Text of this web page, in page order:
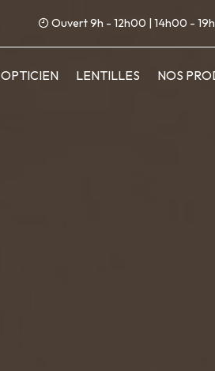
Ouvert 9h - 12h00 | 14h00 -
OPTICIEN LENTILLES NOS